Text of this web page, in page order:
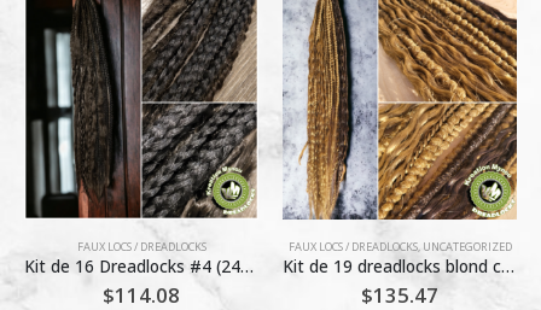
FAUX LOCS / DREADLOCKS
Kit de 16 Dreadlocks #4 (24po ) Kreation Mynou
$114.08
FAUX LOCS / DREADLOCKS, UNCATEGORIZED
Kit de 19 dreadlocks blond châtain et brun / Kreation Mynou Dreadlocks
$135.47